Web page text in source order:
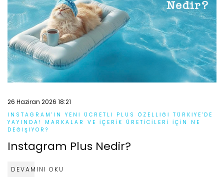
26 Haziran 2026 18:21
INSTAGRAM'IN YENI ÜCRETLI PLUS ÖZELLIĞI TÜRKIYE'DE
YAYINDA! MARKALAR VE İÇERIK ÜRETICILERI İÇIN NE
DEĞIŞIYOR?
Instagram Plus Nedir?
DEVAMINI OKU